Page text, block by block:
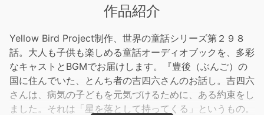
作品紹介
Yellow Bird Project制作、世界の童話シリーズ第２９８
話。大人も子供も楽しめる童話オーディオブックを、多彩
なキャストとBGMでお届けします。『豊後（ぶんご）の
国に住んでいた、とんち者の吉四六さんのお話し。吉四六
さんは、病気の子どもを元気づけるために、ある約束をし
ました。それは「星を落として持ってくる」というもの。